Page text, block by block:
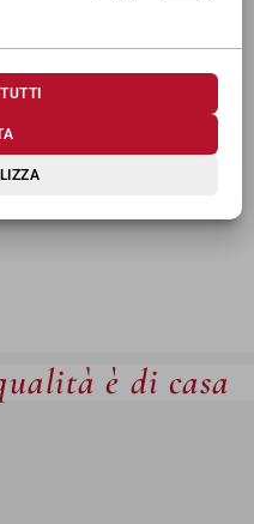
ATTREZZATA C/ILL. LED
è di casa